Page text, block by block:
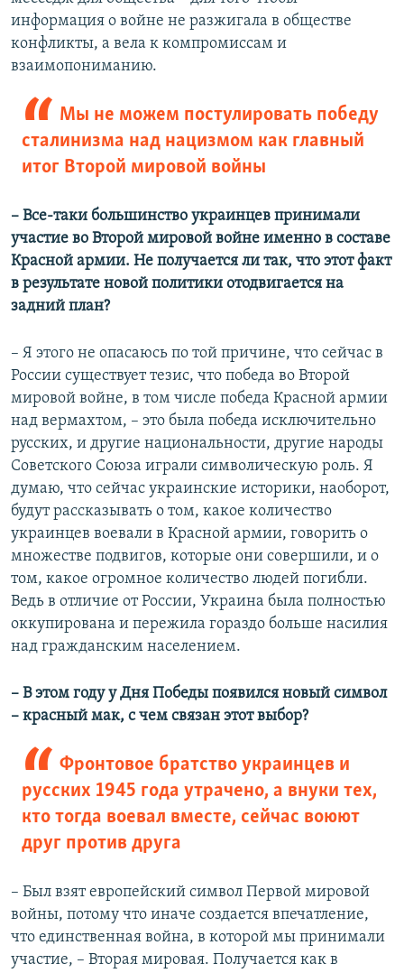
информация о войне не разжигала в обществе
конфликты, а вела к компромиссам и
взаимопониманию.
Мы не можем постулировать победу
сталинизма над нацизмом как главный
итог Второй мировой войны
–​ Все-таки большинство украинцев принимали
участие во Второй мировой войне именно в составе
Красной армии. Не получается ли так, что этот факт
в результате новой политики отодвигается на
задний план?
– Я этого не опасаюсь по той причине, что сейчас в
России существует тезис, что победа во Второй
мировой войне, в том числе победа Красной армии
над вермахтом, – это была победа исключительно
русских, и другие национальности, другие народы
Советского Союза играли символическую роль. Я
думаю, что сейчас украинские историки, наоборот,
будут рассказывать о том, какое количество
украинцев воевали в Красной армии, говорить о
множестве подвигов, которые они совершили, и о
том, какое огромное количество людей погибли.
Ведь в отличие от России, Украина была полностью
оккупирована и пережила гораздо больше насилия
над гражданским населением.
–​ В этом году у Дня Победы появился новый символ
–​ красный мак, с чем связан этот выбор?
Фронтовое братство украинцев и
русских 1945 года утрачено, а внуки тех,
кто тогда воевал вместе, сейчас воюют
друг против друга
– Был взят европейский символ Первой мировой
войны, потому что иначе создается впечатление,
что единственная война, в которой мы принимали
участие, – Вторая мировая. Получается как в